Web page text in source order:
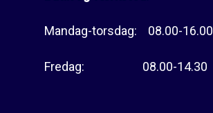
Mandag-torsdag: 08.00-16.00
Fredag: 08.00-14.30